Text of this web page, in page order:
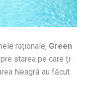
raționale, Green
starea pe care ți-
Neagră au făcut